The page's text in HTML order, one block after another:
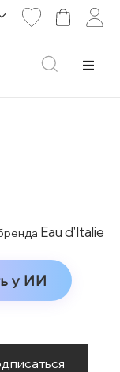
Eau d'Italie
у ИИ